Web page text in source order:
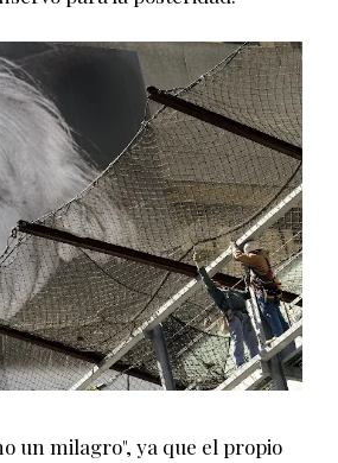
un milagro", ya que el propio